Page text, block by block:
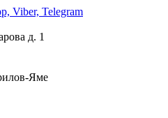
Viber, Telegram
д. 1
Яме